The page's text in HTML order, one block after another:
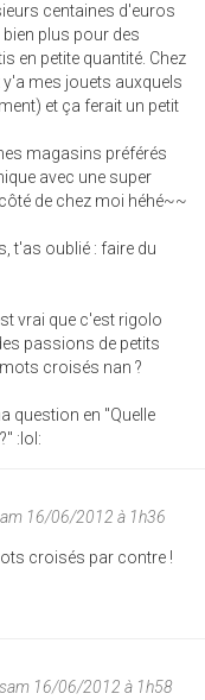
centaines d'euros
plus pour des
en petite quantité. Chez
mes jouets auxquels
et ça ferait un petit
magasins préférés
avec une super
de chez moi héhé~~
t'as oublié : faire du
vrai que c'est rigolo
passions de petits
croisés nan ?
question en "Quelle
:lol:
16/06/2012 à 1h36
croisés par contre !
16/06/2012 à 1h58